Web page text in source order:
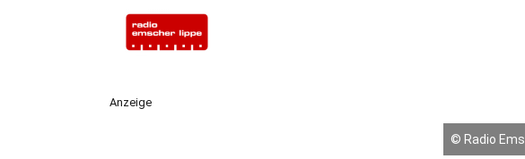
Anzeige
© Radio